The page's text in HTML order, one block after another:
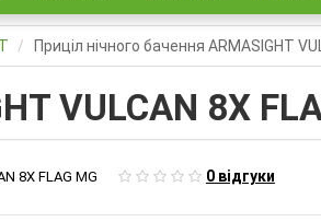
Приціл нічного бачення ARMASIGHT
VULCAN 8X
8X FLAG MG 0 відгуки